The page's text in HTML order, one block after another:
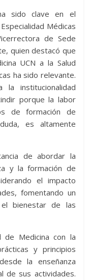
sido clave en el
Médicas
de Sede
quien destacó que
UCN a la Salud
ha sido relevante.
la institucionalidad
porque la labor
de formación de
es altamente
de abordar la
y la formación de
el impacto
fomentando un
bienestar de las
de Medicina con la
y principios
la enseñanza
de sus actividades.